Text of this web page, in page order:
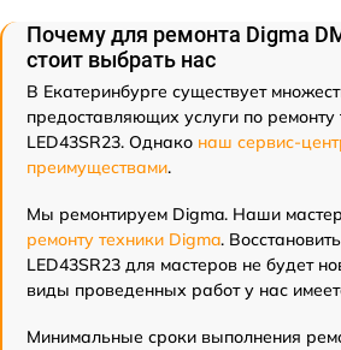
Почему для ремонта Digma
стоит выбрать нас
В Екатеринбурге существует
предоставляющих услуги по
LED43SR23. Однако наш сервис-
преимуществами.
Мы ремонтируем Digma. Наши
ремонту техники Digma.
LED43SR23 для мастеров не будет
виды проведенных работ у нас
Минимальные сроки выполнения